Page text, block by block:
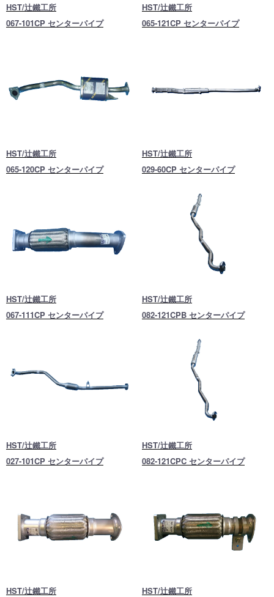
HST/辻鐵工所
067-101CP センターパイプ
HST/辻鐵工所
065-121CP センターパイプ
HST/辻鐵工所
065-120CP センターパイプ
HST/辻鐵工所
029-60CP センターパイプ
HST/辻鐵工所
067-111CP センターパイプ
HST/辻鐵工所
082-121CPB センターパイプ
HST/辻鐵工所
027-101CP センターパイプ
HST/辻鐵工所
082-121CPC センターパイプ
HST/辻鐵工所
HST/辻鐵工所